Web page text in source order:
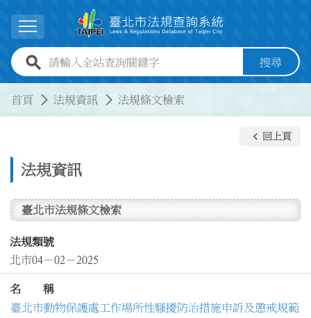
展開選單
全站查詢關鍵字欄位 搜尋
首頁 法規資訊 法規條文檢索
法規資訊
keyboard_arrow_left 回上頁
臺北市法規條文檢索
法規類號
北市04－02－2025
名 稱
臺北市動物保護處工作場所性騷擾防治措施申訴及懲戒規範